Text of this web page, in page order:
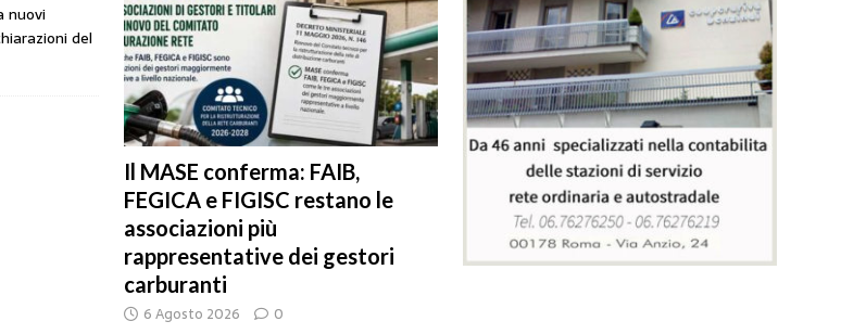
firmata con Faib, Fegica e Figisc
COMUNICATI
i prezzi. Basta scaricare su di loro le
diventino una presunzione di colpevolezza
ALTRA SITUAZIONE GRAVE MA NON SERIA
nuovi
del
Il MASE conferma: FAIB,
FEGICA e FIGISC restano le
associazioni più
rappresentative dei gestori
carburanti
6 Agosto 2026 0